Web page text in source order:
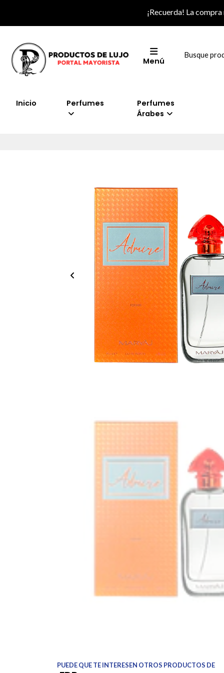
¡Recuerda! La
Menú
Inicio Perfumes
Perfumes
Árabes
PUEDE QUE TE INTERESEN OTROS PRODUCTOS DE